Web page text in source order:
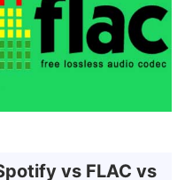
vs FLAC vs